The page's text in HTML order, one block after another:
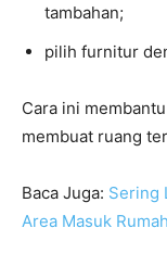
tambahan;
pilih furnitur
Cara ini
membuat ruang
Baca Juga: Sering
Area Masuk